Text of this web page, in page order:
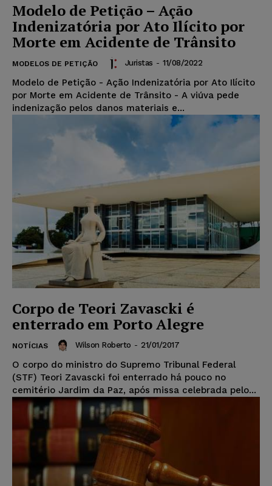
Modelo de Petição – Ação
Indenizatória por Ato Ilícito por
Morte em Acidente de Trânsito
MODELOS DE PETIÇÃO Juristas - 11/08/2022
Modelo de Petição - Ação Indenizatória por Ato Ilícito
por Morte em Acidente de Trânsito - A viúva pede
indenização pelos danos materiais e...
Corpo de Teori Zavascki é
enterrado em Porto Alegre
NOTÍCIAS Wilson Roberto - 21/01/2017
O corpo do ministro do Supremo Tribunal Federal
(STF) Teori Zavascki foi enterrado há pouco no
cemitério Jardim da Paz, após missa celebrada pelo...